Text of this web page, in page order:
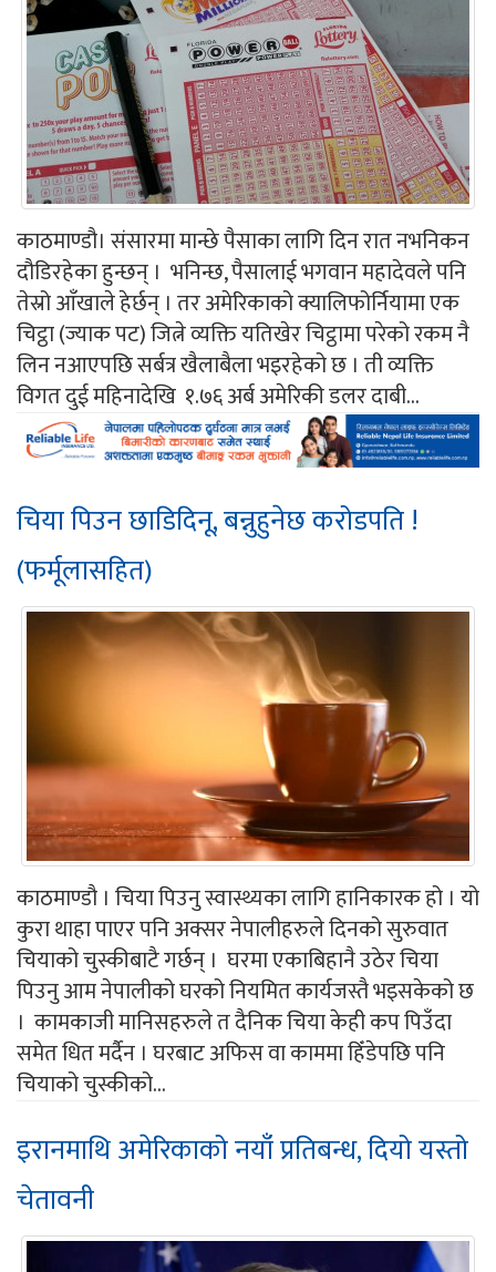
काठमाण्डौ। संसारमा मान्छे पैसाका लागि दिन रात नभनिकन
दौडिरहेका हुन्छन् । भनिन्छ, पैसालाई भगवान महादेवले पनि
तेस्रो आँखाले हेर्छन् । तर अमेरिकाको क्यालिफोर्नियामा एक
चिट्ठा (ज्याक पट) जित्ने व्यक्ति यतिखेर चिट्ठामा परेको रकम नै
लिन नआएपछि सर्बत्र खैलाबैला भइरहेको छ । ती व्यक्ति
विगत दुई महिनादेखि १.७६ अर्ब अमेरिकी डलर दाबी...
चिया पिउन छाडिदिनू, बन्नुहुनेछ करोडपति !
(फर्मूलासहित)
काठमाण्डौ । चिया पिउनु स्वास्थ्यका लागि हानिकारक हो । यो
कुरा थाहा पाएर पनि अक्सर नेपालीहरुले दिनको सुरुवात
चियाको चुस्कीबाटै गर्छन् । घरमा एकाबिहानै उठेर चिया
पिउनु आम नेपालीको घरको नियमित कार्यजस्तै भइसकेको छ
। कामकाजी मानिसहरुले त दैनिक चिया केही कप पिउँदा
समेत धित मर्दैन । घरबाट अफिस वा काममा हिँडेपछि पनि
चियाको चुस्कीको...
इरानमाथि अमेरिकाको नयाँ प्रतिबन्ध, दियो यस्तो
चेतावनी